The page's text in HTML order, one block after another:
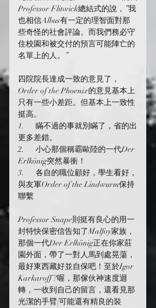
Professor Flitwick總結式的說，”我
也相信Albus有一定的理智面對那
些奇怪的社會評論。而我們務必守
住校園和被交付的預言可能陣亡的
名單上的人。”
四院院長達成一致的意見了，
Order of the Phoenix的意見基本上
只有一些小差距。但基本上一致性
挺高。
1.      瞞不過的事就別瞞了，省的出
更多差錯。
2.      小心那個稱霸歐陸的一代Der
Erlkönig突然暴衝！
3.      各自的職位顧好，學生看好，
與友軍Order of the Lindwurm保持
聯繫
Professor Snape則挺有良心的用一
封特快保密信告知了Malfoy家族，
那個一代Der Erlkönig正在你家莊
園外面，帶了一對人馬到處晃蕩，
最好東西藏好並自保吧！至於Igor
Karkaroff ?喔，那傢伙神速度迴
轉，一收到自己的留言，還看見那
光潔的手臂(可能還有精良的裝